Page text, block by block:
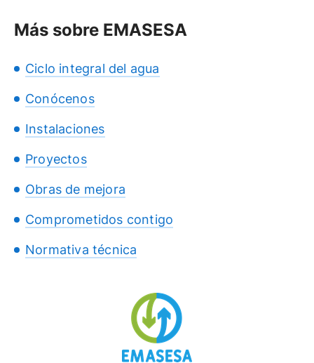
Más sobre EMASESA
Ciclo integral del agua
Conócenos
Instalaciones
Proyectos
Obras de mejora
Comprometidos contigo
Normativa técnica